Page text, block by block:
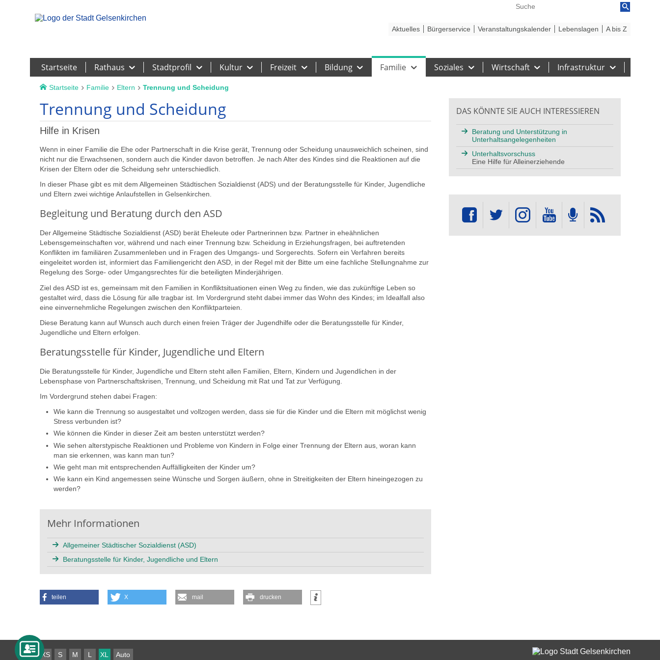
Startseite Rathaus Stadtprofil Kultur Freizeit Bildung Familie Soziales Wirtschaft Infrastruktur
Aktuelles Bürgerservice Veranstaltungskalender Lebenslagen A bis Z
Startseite Familie Eltern Trennung und Scheidung
Trennung und Scheidung
Hilfe in Krisen
Wenn in einer Familie die Ehe oder Partnerschaft in die Krise gerät, Trennung oder Scheidung unausweichlich scheinen, sind
nicht nur die Erwachsenen, sondern auch die Kinder davon betroffen. Je nach Alter des Kindes sind die Reaktionen auf die
Krisen der Eltern oder die Scheidung sehr unterschiedlich.
In dieser Phase gibt es mit dem Allgemeinen Städtischen Sozialdienst (ADS) und der Beratungsstelle für Kinder, Jugendliche
und Eltern zwei wichtige Anlaufstellen in Gelsenkirchen.
Begleitung und Beratung durch den ASD
Der Allgemeine Städtische Sozialdienst (ASD) berät Eheleute oder Partnerinnen bzw. Partner in eheähnlichen
Lebensgemeinschaften vor, während und nach einer Trennung bzw. Scheidung in Erziehungsfragen, bei auftretenden
Konflikten im familiären Zusammenleben und in Fragen des Umgangs- und Sorgerechts. Sofern ein Verfahren bereits
eingeleitet worden ist, informiert das Familiengericht den ASD, in der Regel mit der Bitte um eine fachliche Stellungnahme zur
Regelung des Sorge- oder Umgangsrechtes für die beteiligten Minderjährigen.
Ziel des ASD ist es, gemeinsam mit den Familien in Konfliktsituationen einen Weg zu finden, wie das zukünftige Leben so
gestaltet wird, dass die Lösung für alle tragbar ist. Im Vordergrund steht dabei immer das Wohn des Kindes; im Idealfall also
eine einvernehmliche Regelungen zwischen den Konfliktparteien.
Diese Beratung kann auf Wunsch auch durch einen freien Träger der Jugendhilfe oder die Beratungsstelle für Kinder,
Jugendliche und Eltern erfolgen.
Beratungsstelle für Kinder, Jugendliche und Eltern
Die Beratungsstelle für Kinder, Jugendliche und Eltern steht allen Familien, Eltern, Kindern und Jugendlichen in der
Lebensphase von Partnerschaftskrisen, Trennung, und Scheidung mit Rat und Tat zur Verfügung.
Im Vordergrund stehen dabei Fragen:
Wie kann die Trennung so ausgestaltet und vollzogen werden, dass sie für die Kinder und die Eltern mit möglichst wenig
Stress verbunden ist?
Wie können die Kinder in dieser Zeit am besten unterstützt werden?
Wie sehen alterstypische Reaktionen und Probleme von Kindern in Folge einer Trennung der Eltern aus, woran kann
man sie erkennen, was kann man tun?
Wie geht man mit entsprechenden Auffälligkeiten der Kinder um?
Wie kann ein Kind angemessen seine Wünsche und Sorgen äußern, ohne in Streitigkeiten der Eltern hineingezogen zu
werden?
Mehr Informationen
Allgemeiner Städtischer Sozialdienst (ASD)
Beratungsstelle für Kinder, Jugendliche und Eltern
teilen X mail drucken
DAS KÖNNTE SIE AUCH INTERESSIEREN
Beratung und Unterstützung in
Unterhaltsangelegenheiten
Unterhaltsvorschuss
Eine Hilfe für Alleinerziehende
XS S M L XL Auto